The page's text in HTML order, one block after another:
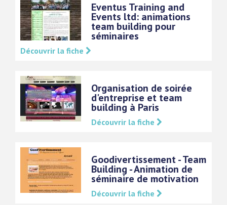
Eventus Training and
Events ltd: animations
team building pour
séminaires
Découvrir la fiche
Organisation de soirée
d'entreprise et team
building à Paris
Découvrir la fiche
Goodivertissement - Team
Building - Animation de
séminaire de motivation
Découvrir la fiche